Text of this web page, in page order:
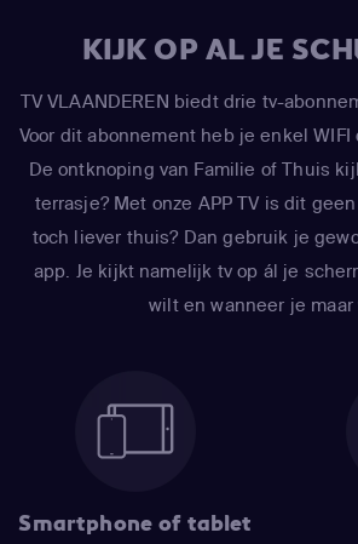
KIJK OP AL JE
TV VLAANDEREN biedt drie tv-
Voor dit abonnement heb je enkel WIFI
De ontknoping van Familie of Thuis
terrasje? Met onze APP TV is dit
toch liever thuis? Dan gebruik je
app. Je kijkt namelijk tv op ál je
wilt en wanneer je maar
Smartphone of tablet